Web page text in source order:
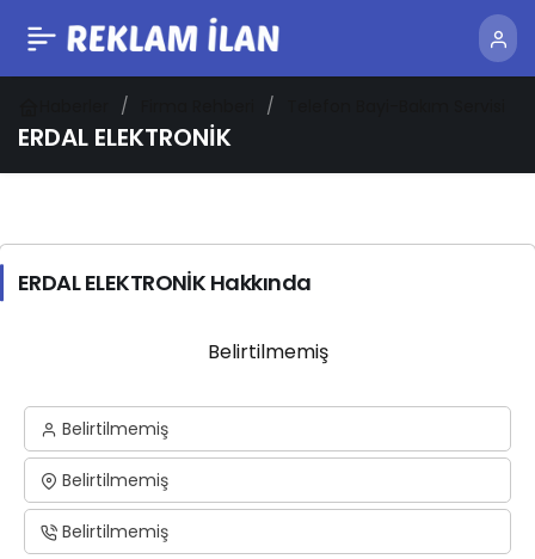
ERDAL ELEKTRONİK
ERDAL ELEKTRONİK Hakkında
Belirtilmemiş
Belirtilmemiş
Belirtilmemiş
Belirtilmemiş